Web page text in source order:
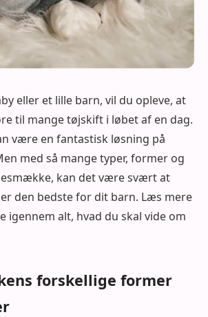
eller et lille barn, vil du opleve, at
til mange tøjskift i løbet af en dag.
være en fantastisk løsning på
med så mange typer, former og
kan det være svært at
den bedste for dit barn. Læs mere
igennem alt, hvad du skal vide om
forskellige former